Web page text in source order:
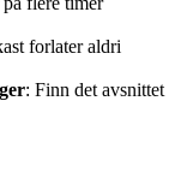
forlater aldri
: Finn det avsnittet